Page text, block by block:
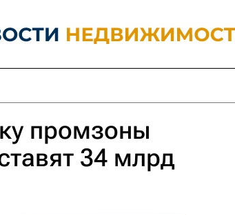
промзоны
34 млрд